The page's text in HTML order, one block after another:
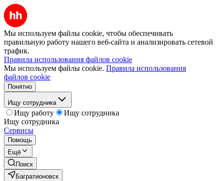
Мы используем файлы cookie, чтобы обеспечивать
правильную работу нашего веб-сайта и анализировать сетевой
трафик.
Правила использования файлов cookie
Мы используем файлы cookie. Правила использования
файлов cookie
Понятно
Ищу сотрудника
Ищу работу
Ищу сотрудника
Ищу сотрудника
Сервисы
Помощь
Ещё
Поиск
Багратионовск